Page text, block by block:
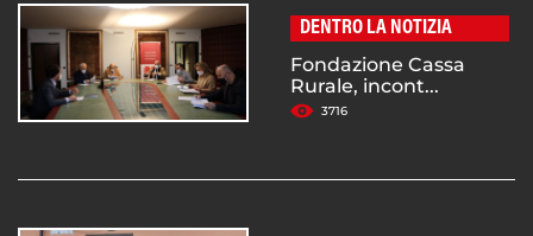
DENTRO LA NOTIZIA
Fondazione Cassa
Rurale, incont...
3716